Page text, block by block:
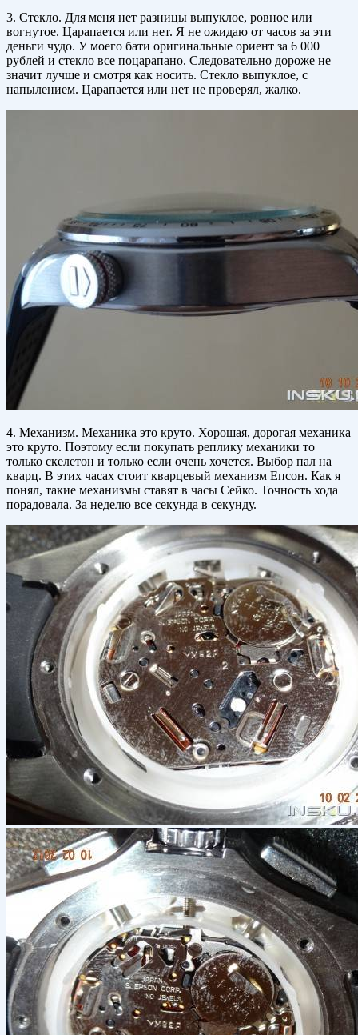
3. Стекло. Для меня нет разницы выпуклое, ровное или
вогнутое. Царапается или нет. Я не ожидаю от часов за эти
деньги чудо. У моего бати оригинальные ориент за 6 000
рублей и стекло все поцарапано. Следовательно дороже не
значит лучше и смотря как носить. Стекло выпуклое, с
напылением. Царапается или нет не проверял, жалко.
4. Механизм. Механика это круто. Хорошая, дорогая механика
это круто. Поэтому если покупать реплику механики то
только скелетон и только если очень хочется. Выбор пал на
кварц. В этих часах стоит кварцевый механизм Епсон. Как я
понял, такие механизмы ставят в часы Сейко. Точность хода
порадовала. За неделю все секунда в секунду.